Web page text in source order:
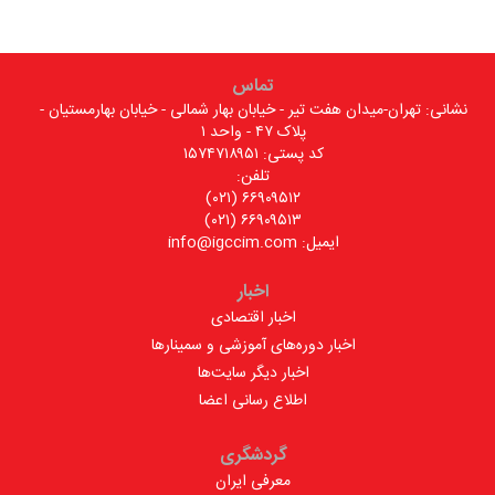
تماس
نشانی: تهران-میدان هفت تیر - خیابان بهار شمالی - خیابان بهارمستیان -
پلاک ۴۷ - واحد ۱
کد پستی: ۱۵۷۴۷۱۸۹۵۱
تلفن:
۶۶۹۰۹۵۱۲ (۰۲۱)
۶۶۹۰۹۵۱۳ (۰۲۱)
ایمیل: info@igccim.com
اخبار
اخبار اقتصادی
اخبار دوره‌های آموزشی و سمینارها
اخبار دیگر سایت‌ها
اطلاع رسانی اعضا
گردشگری
معرفی ایران